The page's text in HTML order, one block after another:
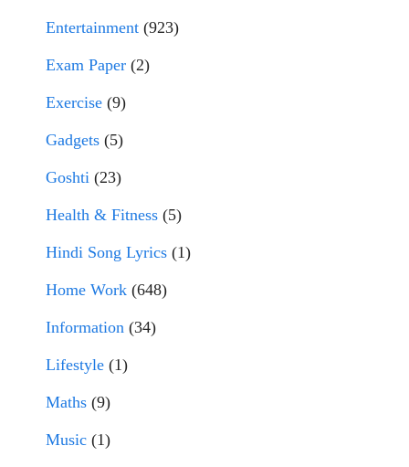
Entertainment (923)
Exam Paper (2)
Exercise (9)
Gadgets (5)
Goshti (23)
Health & Fitness (5)
Hindi Song Lyrics (1)
Home Work (648)
Information (34)
Lifestyle (1)
Maths (9)
Music (1)